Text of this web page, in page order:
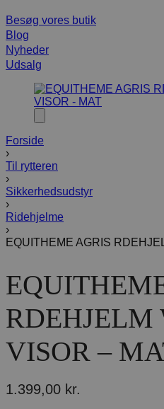
Besøg vores butik
Blog
Nyheder
Udsalg
Forside
›
Til rytteren
›
Sikkerhedsudstyr
›
Ridehjelme
›
EQUITHEME AGRIS
RDEHJELM
VISOR –
1.399,00 kr.